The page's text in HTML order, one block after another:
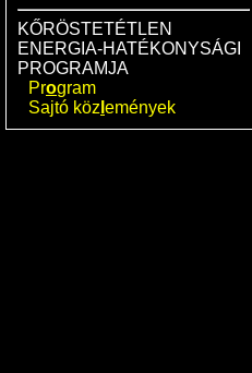
KŐRÖSTETÉTLEN
ENERGIA-HATÉKONYSÁGI
PROGRAMJA
Program
Sajtó köz emények